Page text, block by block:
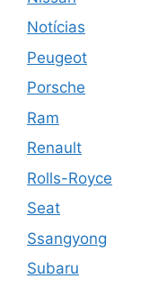
Notícias
Peugeot
Porsche
Ram
Renault
Rolls-Royce
Seat
Ssangyong
Subaru